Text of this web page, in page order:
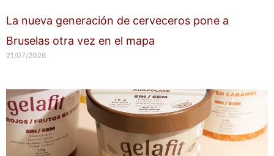
La nueva generación de cerveceros pone a
Bruselas otra vez en el mapa
21/07/2026